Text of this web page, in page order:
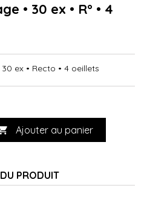
• 30 ex • R° • 4
ex • Recto • 4 oeillets
Ajouter au panier
PRODUIT